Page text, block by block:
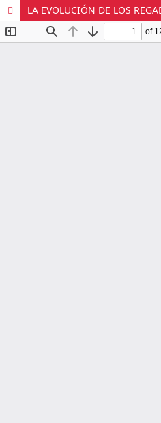
LA EVOLUCIÓN DE LOS